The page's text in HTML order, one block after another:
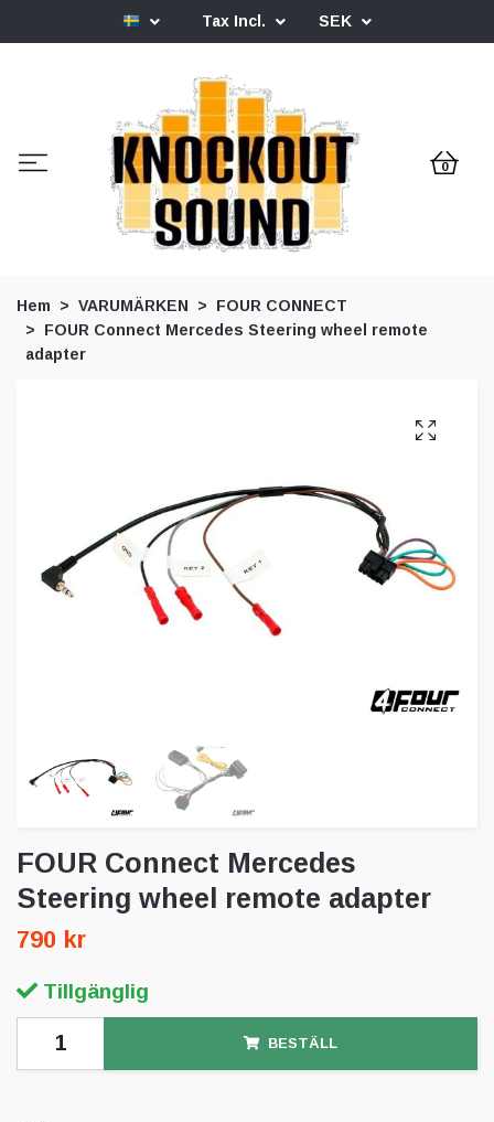
Tax Incl. SEK
0
Hem VARUMÄRKEN
FOUR CONNECT
FOUR Connect Mercedes Steering wheel remote
adapter
FOUR Connect Mercedes
Steering wheel remote adapter
790 kr
Tillgänglig
BESTÄLL